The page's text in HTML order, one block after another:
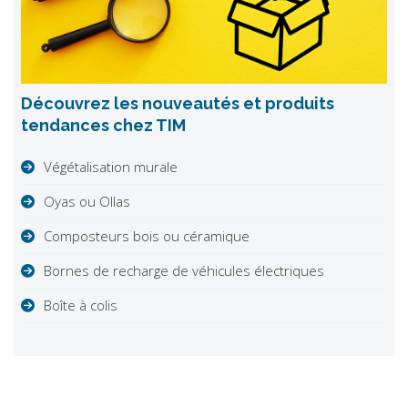
Découvrez les nouveautés et produits
tendances chez TIM
Végétalisation murale
Oyas ou Ollas
Composteurs bois ou céramique
Bornes de recharge de véhicules électriques
Boîte à colis